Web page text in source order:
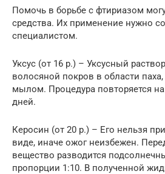
Помочь в борьбе с фтириазом
средства. Их применение нужно
специалистом.
Уксус (от 16 р.) – Уксусный
волосяной покров в области
мылом. Процедура повторяется
дней.
Керосин (от 20 р.) – Его нельзя
виде, иначе ожог неизбежен.
вещество разводится
пропорции 1:10. В полученной